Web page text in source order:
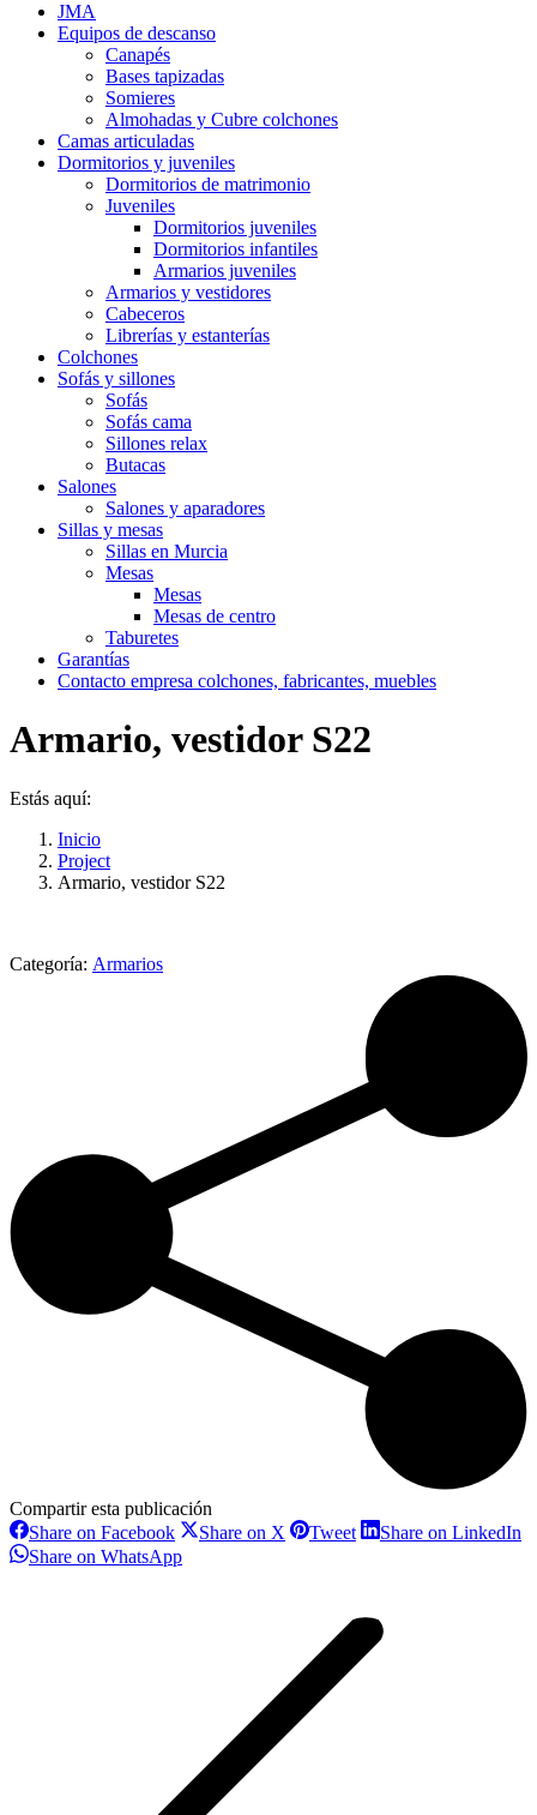
JMA
Equipos de descanso
Canapés
Bases tapizadas
Somieres
Almohadas y Cubre colchones
Camas articuladas
Dormitorios y juveniles
Dormitorios de matrimonio
Juveniles
Dormitorios juveniles
Dormitorios infantiles
Armarios juveniles
Armarios y vestidores
Cabeceros
Librerías y estanterías
Colchones
Sofás y sillones
Sofás
Sofás cama
Sillones relax
Butacas
Salones
Salones y aparadores
Sillas y mesas
Sillas en Murcia
Mesas
Mesas
Mesas de centro
Taburetes
Garantías
Contacto empresa colchones, fabricantes, muebles
Armario, vestidor S22
Estás aquí:
Inicio
Project
Armario, vestidor S22
Categoría: Armarios
Compartir esta publicación
Share on FacebookShare
on
Facebook
Share on X ShareTweetShareShare on LinkedIn
Share on WhatsAppShare